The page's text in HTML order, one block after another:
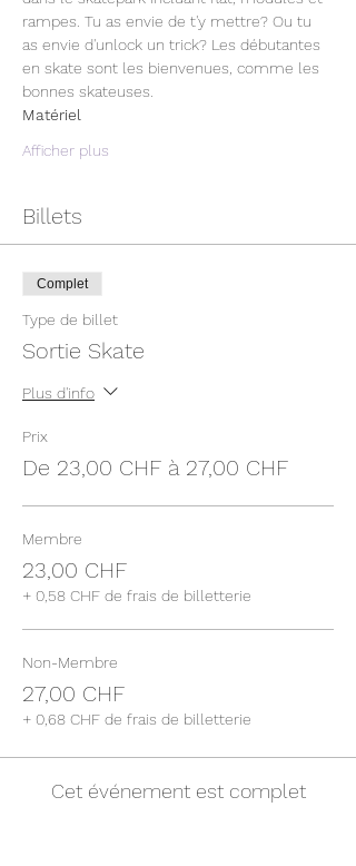
rampes. Tu as envie de t'y mettre? Ou tu
as envie d'unlock un trick? Les débutantes
en skate sont les bienvenues, comme les
bonnes skateuses.
Matériel
Afficher plus
Billets
Complet
Type de billet
Sortie Skate
Plus d'info
Prix
De 23,00 CHF à 27,00 CHF
Membre
23,00 CHF
+ 0,58 CHF de frais de billetterie
Non-Membre
27,00 CHF
+ 0,68 CHF de frais de billetterie
Cet événement est complet